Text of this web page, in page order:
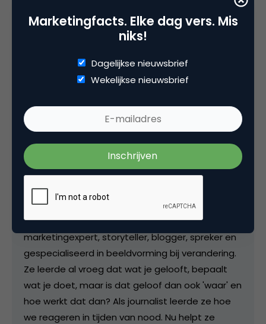
kan ik gewoon doorlopen als ik een herdershond zie.
Deel dit artikel
Kopieer link
Marieke Hendrix
Veranderstrateeg bij
MariekeHendrix.nl
Marieke Hendrix is veranderstrateeg,
marketingexpert, storyteller, blogger, spreker en
gespecialiseerd in beeldvorming bij verandering.
Ze leerde al vroeg dat wat je gelooft, bepaalt
wat je doet, maar is dat geloof dan ook 'waar' en
hoe werkt dat dan? Als journalist leerde ze hoe
we reageren in tijden van nood. Nu helpt ze
Marketingfacts. Elke dag vers. Mis
niks!
Dagelijkse nieuwsbrief
Wekelijkse nieuwsbrief